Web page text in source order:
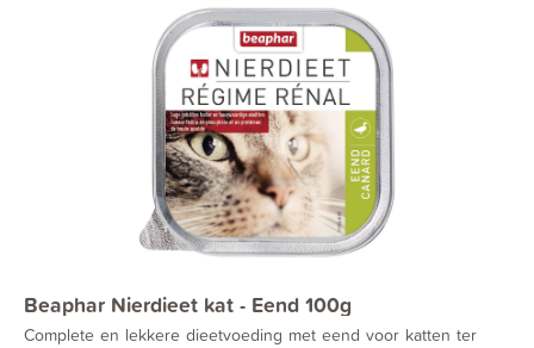
Beaphar Nierdieet kat - Eend 100g
Complete en lekkere dieetvoeding met eend voor katten ter